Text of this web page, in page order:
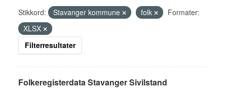
Stikkord: Stavanger kommune folk
Formater:
XLSX
Filterresultater
Folkeregisterdata Stavanger Sivilstand